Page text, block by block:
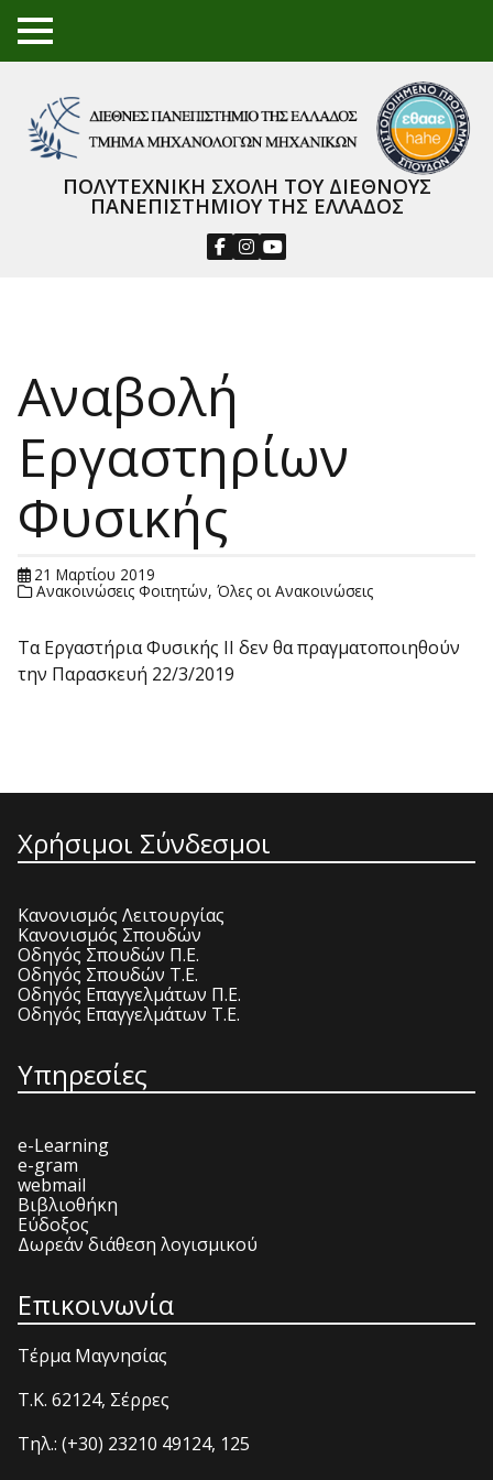
TO
GGL
NU
ΠΟΛΥΤΕΧΝΙΚΗ ΣΧΟΛΗ ΤΟΥ ΔΙΕΘΝΟΥΣ
ΠΑΝΕΠΙΣΤΗΜΙΟΥ ΤΗΣ ΕΛΛΑΔΟΣ
Αναβολή
Εργαστηρίων
Φυσικής
21 Μαρτίου 2019
Ανακοινώσεις Φοιτητών,Όλες οι Ανακοινώσεις
Τα Εργαστήρια Φυσικής ΙΙ δεν θα πραγματοποιηθούν
την Παρασκευή 22/3/2019
Χρήσιμοι Σύνδεσμοι
Κανονισμός Λειτουργίας
Κανονισμός Σπουδών
Οδηγός Σπουδών Π.Ε.
Οδηγός Σπουδών Τ.Ε.
Οδηγός Επαγγελμάτων Π.Ε.
Οδηγός Επαγγελμάτων Τ.Ε.
Υπηρεσίες
e-Learning
e-gram
webmail
Βιβλιοθήκη
Εύδοξος
Δωρεάν διάθεση λογισμικού
Επικοινωνία
Τέρμα Μαγνησίας
T.K. 62124, Σέρρες
Τηλ.: (+30) 23210 49124, 125